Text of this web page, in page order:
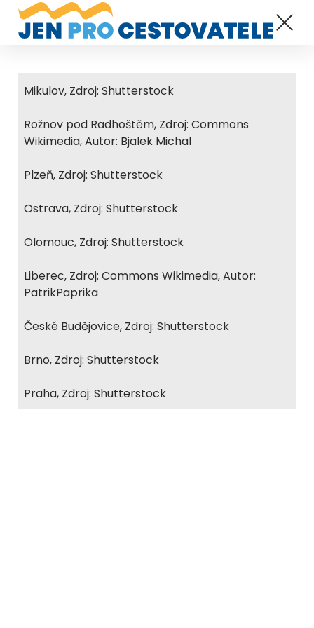
Mikulov, Zdroj: Shutterstock
Rožnov pod Radhoštěm, Zdroj: Commons
Wikimedia, Autor: Bjalek Michal
Plzeň, Zdroj: Shutterstock
Ostrava, Zdroj: Shutterstock
Olomouc, Zdroj: Shutterstock
Liberec, Zdroj: Commons Wikimedia, Autor:
PatrikPaprika
České Budějovice, Zdroj: Shutterstock
Brno, Zdroj: Shutterstock
Praha, Zdroj: Shutterstock